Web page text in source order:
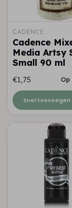
CADENCE
Cadence
Media Artsy
Small 90 ml
€1,75 Op
Snel toevoegen